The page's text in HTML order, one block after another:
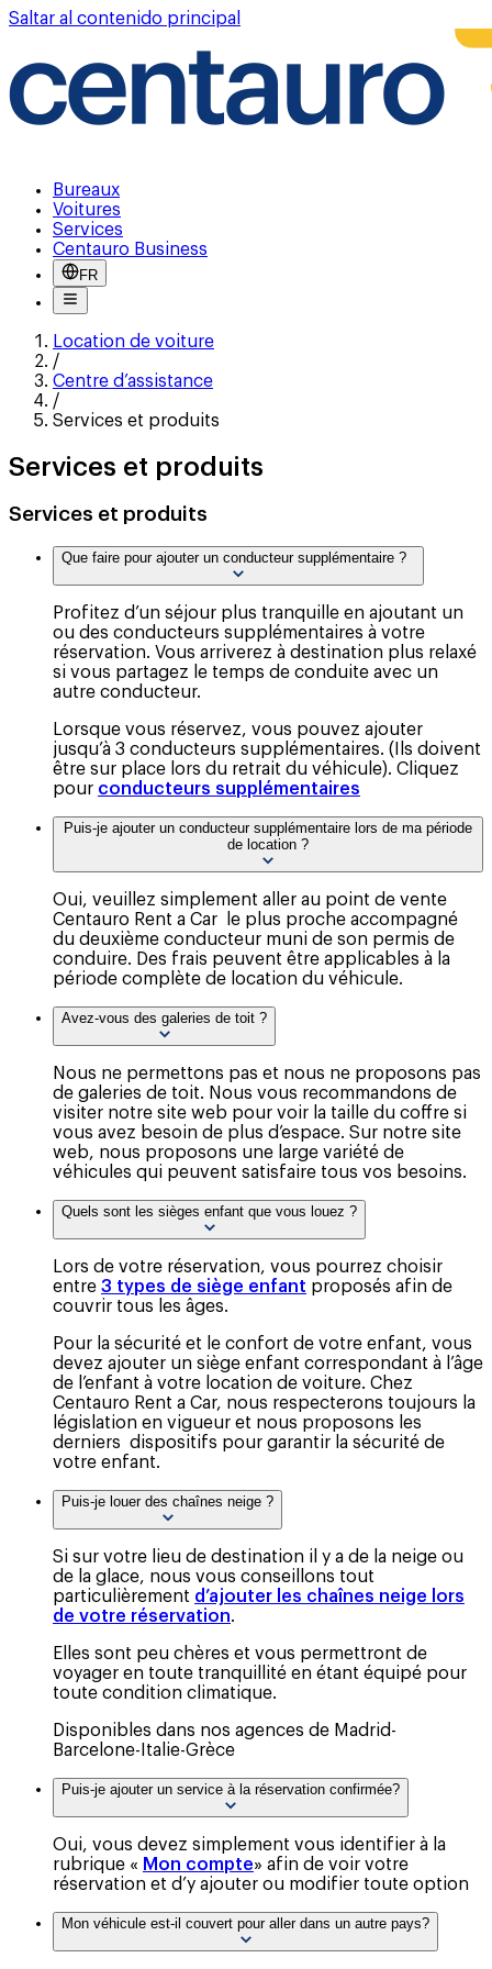
Saltar al contenido principal
Bureaux
Voitures
Services
Centauro Business
FR
Location de voiture
/
Centre d’assistance
/
Services et produits
Services et produits
Services et produits
Que faire pour ajouter un conducteur supplémentaire ?
Profitez d’un séjour plus tranquille en ajoutant un
ou des conducteurs supplémentaires à votre
réservation. Vous arriverez à destination plus relaxé
si vous partagez le temps de conduite avec un
autre conducteur.
Lorsque vous réservez, vous pouvez ajouter
jusqu’à 3 conducteurs supplémentaires. (Ils doivent
être sur place lors du retrait du véhicule). Cliquez
pour conducteurs supplémentaires
Puis-je ajouter un conducteur supplémentaire lors de ma période
de location ?
Oui, veuillez simplement aller au point de vente
Centauro Rent a Car le plus proche accompagné
du deuxième conducteur muni de son permis de
conduire. Des frais peuvent être applicables à la
période complète de location du véhicule.
Avez-vous des galeries de toit ?
Nous ne permettons pas et nous ne proposons pas
de galeries de toit. Nous vous recommandons de
visiter notre site web pour voir la taille du coffre si
vous avez besoin de plus d’espace. Sur notre site
web, nous proposons une large variété de
véhicules qui peuvent satisfaire tous vos besoins.
Quels sont les sièges enfant que vous louez ?
Lors de votre réservation, vous pourrez choisir
entre 3 types de siège enfant proposés afin de
couvrir tous les âges.
Pour la sécurité et le confort de votre enfant, vous
devez ajouter un siège enfant correspondant à l’âge
de l’enfant à votre location de voiture. Chez
Centauro Rent a Car, nous respecterons toujours la
législation en vigueur et nous proposons les
derniers dispositifs pour garantir la sécurité de
votre enfant.
Puis-je louer des chaînes neige ?
Si sur votre lieu de destination il y a de la neige ou
de la glace, nous vous conseillons tout
particulièrement d’ajouter les chaînes neige lors
de votre réservation.
Elles sont peu chères et vous permettront de
voyager en toute tranquillité en étant équipé pour
toute condition climatique.
Disponibles dans nos agences de Madrid-
Barcelone-Italie-Grèce
Puis-je ajouter un service à la réservation confirmée?
Oui, vous devez simplement vous identifier à la
rubrique « Mon compte» afin de voir votre
réservation et d’y ajouter ou modifier toute option
Mon véhicule est-il couvert pour aller dans un autre pays?